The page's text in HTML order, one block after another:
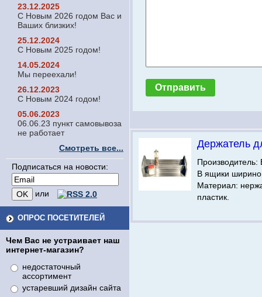
23.12.2025
С Новым 2026 годом Вас и
Ваших близких!
25.12.2024
С Новым 2025 годом!
14.05.2024
Мы переехали!
26.12.2023
С Новым 2024 годом!
05.06.2023
06.06.23 пункт самовывоза
не работает
Смотреть все...
Подписаться на новости:
или
ОПРОС ПОСЕТИТЕЛЕЙ
Чем Вас не устраивает наш
интернет-магазин?
недостаточный
ассортимент
устаревший дизайн сайта
Держатель
Производитель:
В ящики
Материал:
пластик.